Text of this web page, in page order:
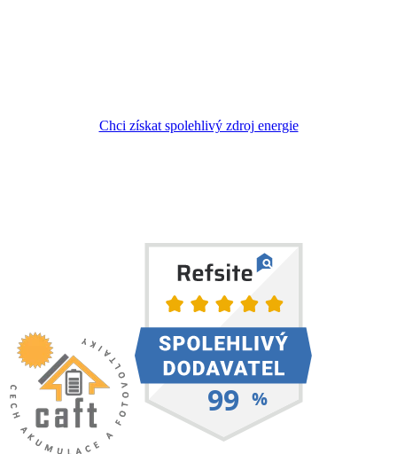
Chci získat spolehlivý zdroj energie